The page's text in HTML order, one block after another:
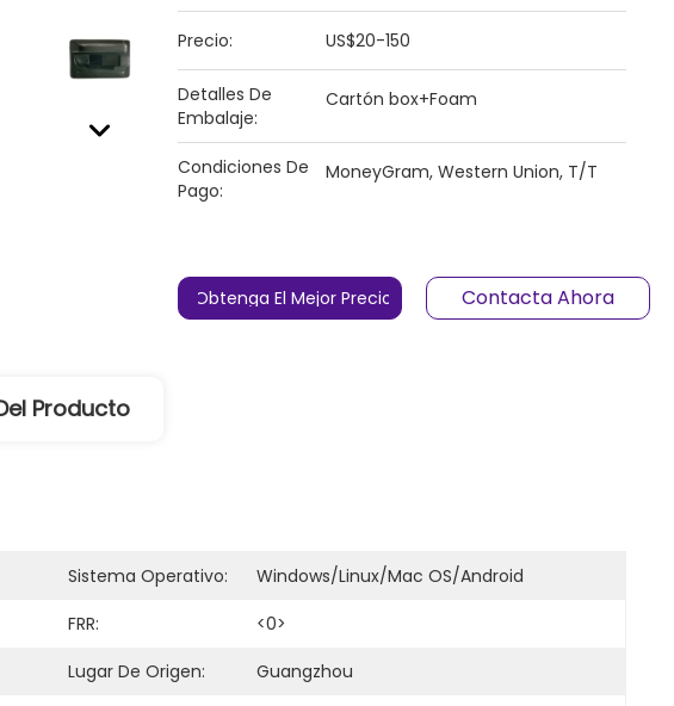
Precio: US$20-150
Detalles De
Embalaje:
Cartón box+Foam
Condiciones De
Pago:
MoneyGram, Western Union, T/T
Obtenga El Mejor Precio Contacta Ahora
Producto
Sistema Operativo:
Windows/Linux/Mac OS/Android
FRR:
<0>
Lugar De Origen:
Guangzhou